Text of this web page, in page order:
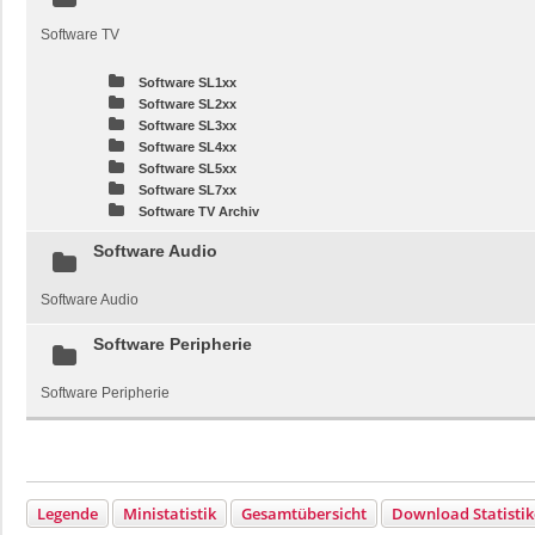
Software TV
Software SL1xx
Software SL2xx
Software SL3xx
Software SL4xx
Software SL5xx
Software SL7xx
Software TV Archiv
Software Audio
Software Audio
Software Peripherie
Software Peripherie
Legende Ministatistik Gesamtübersicht Download